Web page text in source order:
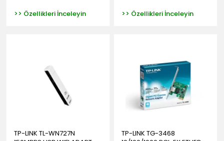
>> Özellikleri İnceleyin >> Özellikleri İnceleyin
TP-LINK TL-WN727N
TP-LINK TG-3468